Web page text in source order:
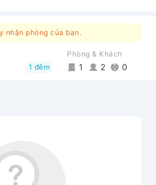
nhận phòng của bạn.
1 đêm
Phòng & Khách
1 2 0